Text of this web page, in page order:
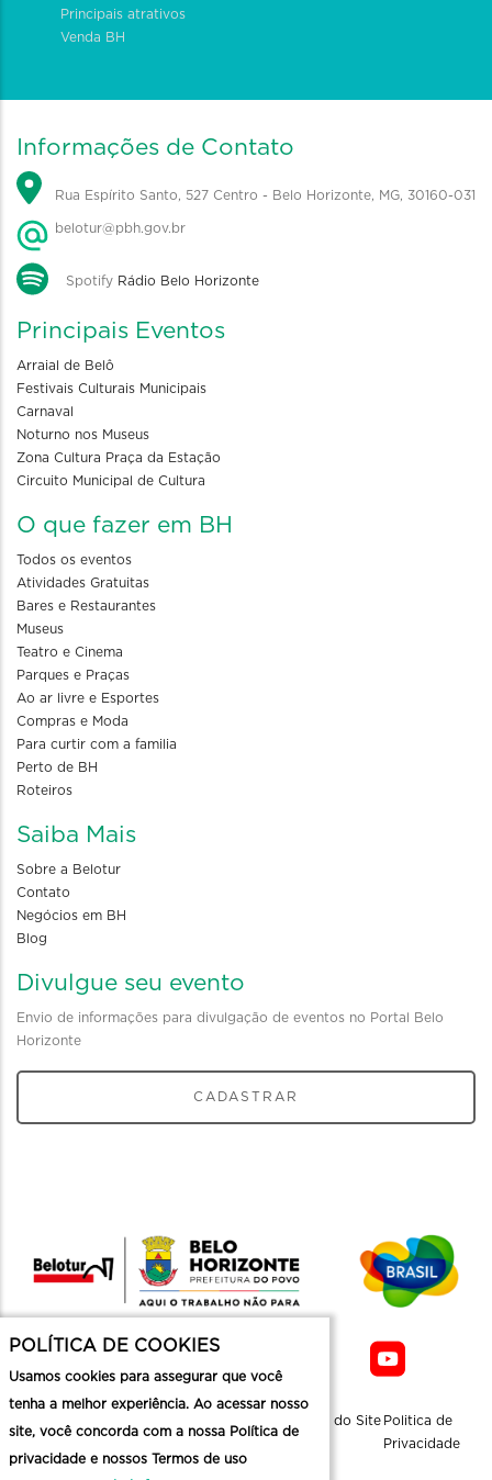
Principais atrativos
Venda BH
Informações de Contato
Rua Espírito Santo, 527 Centro - Belo Horizonte, MG, 30160-031
belotur@pbh.gov.br
Spotify Rádio Belo Horizonte
Principais Eventos
Arraial de Belô
Festivais Culturais Municipais
Carnaval
Noturno nos Museus
Zona Cultura Praça da Estação
Circuito Municipal de Cultura
O que fazer em BH
Todos os eventos
Atividades Gratuitas
Bares e Restaurantes
Museus
Teatro e Cinema
Parques e Praças
Ao ar livre e Esportes
Compras e Moda
Para curtir com a familia
Perto de BH
Roteiros
Saiba Mais
Sobre a Belotur
Contato
Negócios em BH
Blog
Divulgue seu evento
Envio de informações para divulgação de eventos no Portal Belo
Horizonte
CADASTRAR
Mapa do Site Politica de
Privacidade
POLÍTICA DE COOKIES
Usamos cookies para assegurar que você
tenha a melhor experiência. Ao acessar nosso
site, você concorda com a nossa Política de
privacidade e nossos Termos de uso